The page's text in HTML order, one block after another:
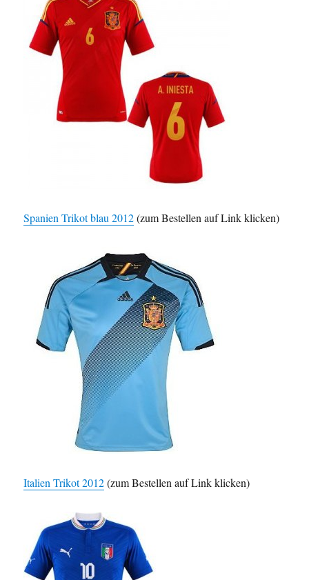
Spanien Trikot blau 2012(zum Bestellen auf Link klicken)
Italien Trikot 2012(zum Bestellen auf Link klicken)